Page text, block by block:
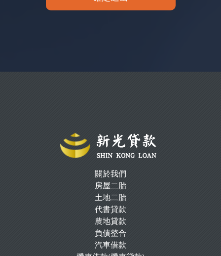
關於我們
房屋二胎
土地二胎
代書貸款
農地貸款
負債整合
汽車借款